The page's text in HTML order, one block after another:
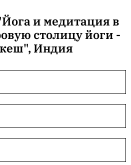
и медитация в
столицу йоги -
Индия